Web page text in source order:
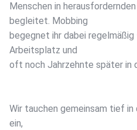
Menschen in
begleitet. Mobbing
begegnet ihr dabei regelmäßig
Arbeitsplatz und
oft noch Jahrzehnte später in
Wir tauchen gemeinsam tief in
ein,